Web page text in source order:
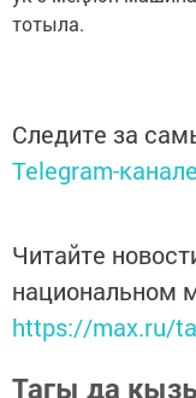
тотыла.
Следите за
Telegram-канале
Читайте
национальном
https://max.ru/
Тагы да